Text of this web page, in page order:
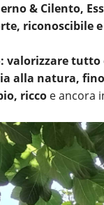
& Cilento,
riconoscibile
valorizzare
alla natura,
ricco e ancora